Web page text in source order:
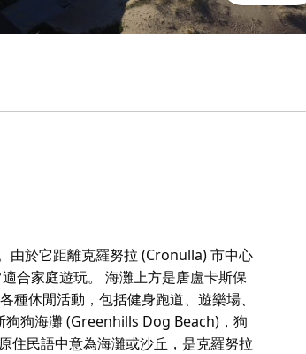
由於它距離克羅努拉 (Cronulla) 市中心
合家庭遊玩。 海灘上方是唐盧卡斯保
休閒活動，包括健身跑道、遊樂場、
狗狗海灘 (Greenhills Dog Beach)，狗
住民語中意為海灘或沙丘，是克羅努拉